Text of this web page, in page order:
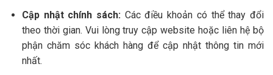
Cập nhật chính sách: Các điều khoản có thể thay đổi
theo thời gian. Vui lòng truy cập website hoặc liên hệ bộ
phận chăm sóc khách hàng để cập nhật thông tin mới
nhất.